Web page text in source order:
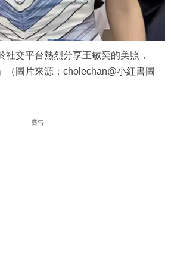
社交平台熱烈分享王敏奕的美照，
（圖片來源：cholechan@小紅書圖
廣告